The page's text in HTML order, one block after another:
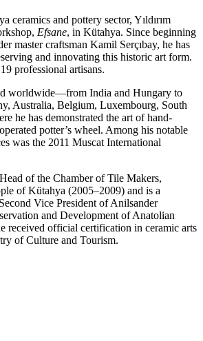
ceramics and pottery sector, Yıldırım
Efsane, in Kütahya. Since beginning
master craftsman Kamil Serçıbay, he has
and innovating this historic art form.
professional artisans.
worldwide—from India and Hungary to
Australia, Belgium, Luxembourg, South
he has demonstrated the art of hand-
potter’s wheel. Among his notable
was the 2011 Muscat International
Head of the Chamber of Tile Makers,
of Kütahya (2005–2009) and is a
Vice President of Anilsander
and Development of Anatolian
received official certification in ceramic arts
of Culture and Tourism.